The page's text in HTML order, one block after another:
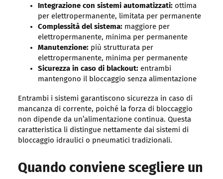
Integrazione con sistemi automatizzati:ottima
per elettropermanente, limitata per permanente
Complessità del sistema:maggiore per
elettropermanente, minima per permanente
Manutenzione:più strutturata per
elettropermanente, minima per permanente
Sicurezza in caso di blackout:entrambi
mantengono il bloccaggio senza alimentazione
Entrambi i sistemi garantiscono sicurezza in caso di
mancanza di corrente, poiché la forza di bloccaggio
non dipende da un’alimentazione continua. Questa
caratteristica li distingue nettamente dai sistemi di
bloccaggio idraulici o pneumatici tradizionali.
Quando conviene scegliere un